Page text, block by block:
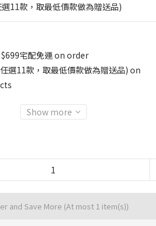
11款，取最低價款做為贈送品)
宅配免運 on order
選11款，取最低價款做為贈送品) on
Show more
and Save More (At most 1 item(s))